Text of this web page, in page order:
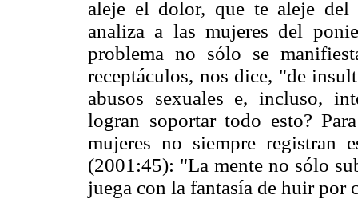
aleje el dolor, que te aleje
analiza a las mujeres del
problema no sólo se
receptáculos, nos dice, "de
abusos sexuales e, incluso,
logran soportar todo esto?
mujeres no siempre registran
(2001:45): "La mente no sólo
juega con la fantasía de huir por